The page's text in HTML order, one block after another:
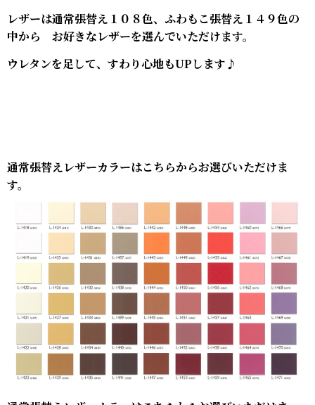
レザーは通常張替え１０８色、ふわもこ張替え１４９色の
中から お好きなレザーを選んでいただけます。
ウレタンを足して、すわり心地もUPします♪
通常張替えレザーカラーはこちらからお選びいただけま
す。